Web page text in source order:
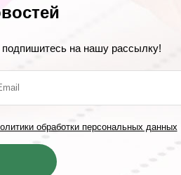
на нашу рассылку!
обработки персональных данных